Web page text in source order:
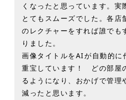
くなったと思っています。実
とてもスムーズでした。各
のレクチャーをすれば誰でも
りました。
画像タイトルをAIが自動的に
重宝しています！ どの部屋
るようになり、おかげで管理
減ったと思います。